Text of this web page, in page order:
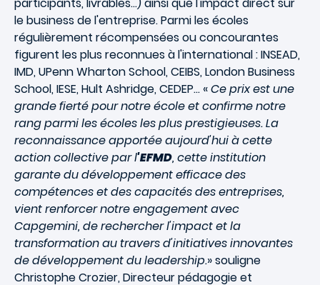
le business de l'entreprise. Parmi les écoles
régulièrement récompensées ou concourantes
figurent les plus reconnues à l'international : INSEAD,
IMD, UPenn Wharton School, CEIBS, London Business
School, IESE, Hult Ashridge, CEDEP… «Ce prix est une
grande fierté pour notre école et confirme notre
rang parmi les écoles les plus prestigieuses. La
reconnaissance apportée aujourd'hui à cette
action collective par l'EFMD, cette institution
garante du développement efficace des
compétences et des capacités des entreprises,
vient renforcer notre engagement avec
Capgemini, de rechercher l'impact et la
transformation au travers d'initiatives innovantes
de développement du leadership.» souligne
Christophe Crozier, Directeur pédagogie et